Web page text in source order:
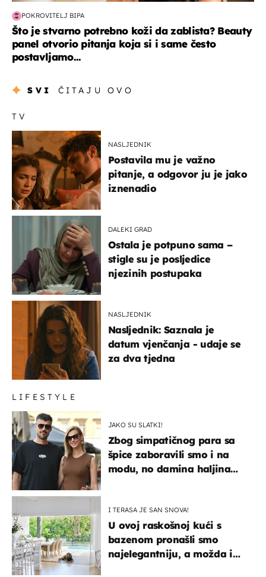
POKROVITELJ BIPA
Što je stvarno potrebno koži da zablista? Beauty
panel otvorio pitanja koja si i same često
postavljamo...
SVI ČITAJU OVO
TV
NASLJEDNIK
Postavila mu je važno
pitanje, a odgovor ju je jako
iznenadio
DALEKI GRAD
Ostala je potpuno sama –
stigle su je posljedice
njezinih postupaka
NASLJEDNIK
Nasljednik: Saznala je
datum vjenčanja - udaje se
za dva tjedna
LIFESTYLE
JAKO SU SLATKI!
Zbog simpatičnog para sa
špice zaboravili smo i na
modu, no damina haljina
I TERASA JE SAN SNOVA!
U ovoj raskošnoj kući s
bazenom pronašli smo
najelegantniju, a možda i